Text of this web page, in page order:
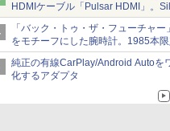
HDMIケーブル「Pulsar HDMI」。
から
「バック・トゥ・ザ・フューチャー
をモチーフにした腕時計。1985本
純正の有線CarPlay/Android Autoを
化するアダプタ